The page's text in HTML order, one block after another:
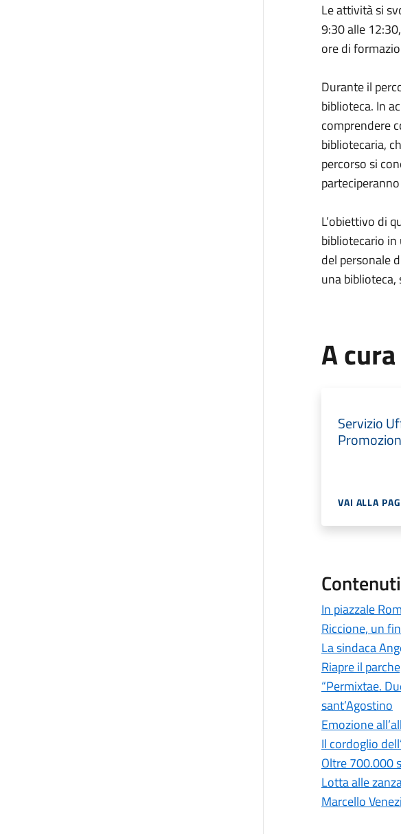
Le attività si
9:30 alle
ore di
Durante il
biblioteca. In
comprendere
bibliotecaria,
percorso si
L’obiettivo di
bibliotecario
del personale
una
A
Servizio
VAI ALLA
In piazzale
Riccione, un
La sindaca
Riapre il
“Permixtae.
sant’Agostino
Emozione
Il cordoglio
Oltre 700.000
Lotta alle
Marcello